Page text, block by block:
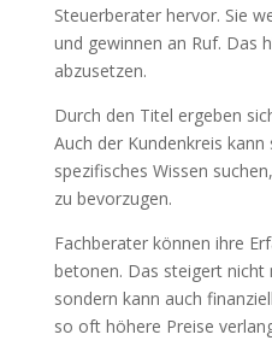
Steuerberater hervor. Sie
und gewinnen an Ruf. Das
abzusetzen.
Durch den Titel ergeben
Auch der Kundenkreis
spezifisches Wissen
zu bevorzugen.
Fachberater können ihre
betonen. Das steigert nicht
sondern kann auch
so oft höhere Preise